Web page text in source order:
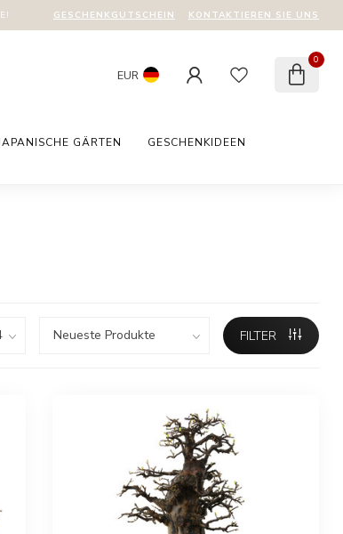
GESCHENKGUTSCHEIN KONTAKTIEREN SIE UNS
EUR
0
GÄRTEN GESCHENKIDEEN
FILTER